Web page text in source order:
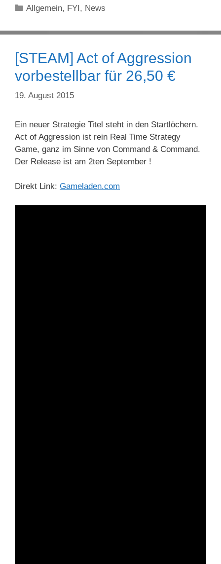
Kategorien
Allgemein, FYI , News
[STEAM] Act of Aggression
vorbestellbar für 26,50 €
19. August 2015
Ein neuer Strategie Titel steht in den Startlöchern.
Act of Aggression ist rein Real Time Strategy
Game, ganz im Sinne von Command & Command.
Der Release ist am 2ten September !
Direkt Link: Gameladen.com